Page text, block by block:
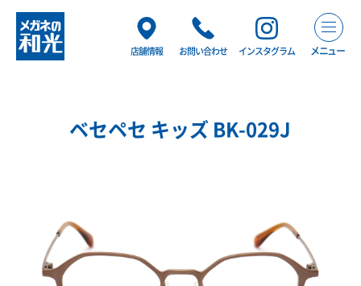
店舗情報 お問い合わせ インスタグラム メニュー
ベセペセ キッズ BK-029J